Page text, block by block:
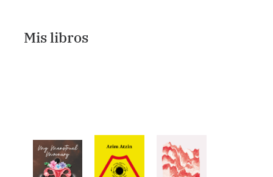
Mis libros